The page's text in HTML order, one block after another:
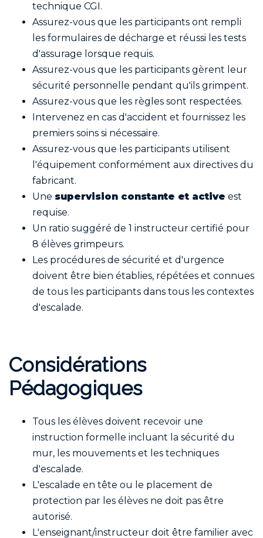
technique CGI.
Assurez-vous que les participants ont rempli
les formulaires de décharge et réussi les tests
d'assurage lorsque requis.
Assurez-vous que les participants gèrent leur
sécurité personnelle pendant qu'ils grimpent.
Assurez-vous que les règles sont respectées.
Intervenez en cas d'accident et fournissez les
premiers soins si nécessaire.
Assurez-vous que les participants utilisent
l'équipement conformément aux directives du
fabricant.
Une supervision constante et active est
requise.
Un ratio suggéré de 1 instructeur certifié pour
8 élèves grimpeurs.
Les procédures de sécurité et d'urgence
doivent être bien établies, répétées et connues
de tous les participants dans tous les contextes
d'escalade.
Considérations
Pédagogiques
Tous les élèves doivent recevoir une
instruction formelle incluant la sécurité du
mur, les mouvements et les techniques
d'escalade.
L'escalade en tête ou le placement de
protection par les élèves ne doit pas être
autorisé.
L'enseignant/instructeur doit être familier avec